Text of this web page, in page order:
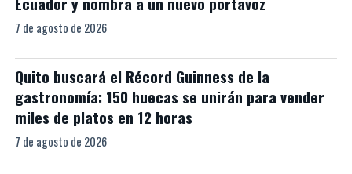
7 de agosto de 2026
Quito buscará el Récord Guinness de la
gastronomía: 150 huecas se unirán para vender
miles de platos en 12 horas
7 de agosto de 2026